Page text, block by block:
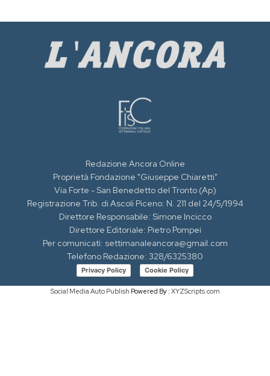
Redazione Ancora Online
Proprietà Fondazione "Giuseppe Chiaretti"
Via Forte - San Benedetto del Tronto (Ap)
Registrazione Trib. di Ascoli Piceno: N. 211 del 24/5/1994
Direttore Responsabile: Simone Incicco
Direttore Editoriale: Pietro Pompei
Per comunicati: settimanaleancora@gmail.com
Telefono Redazione: 328/6325380
Privacy Policy Cookie Policy
Social Media Auto Publish Powered By : XYZScripts.com